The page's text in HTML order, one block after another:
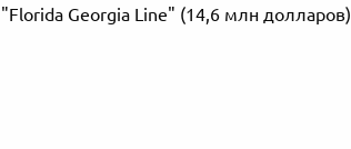
"Florida Georgia Line" (14,6 млн долларов)